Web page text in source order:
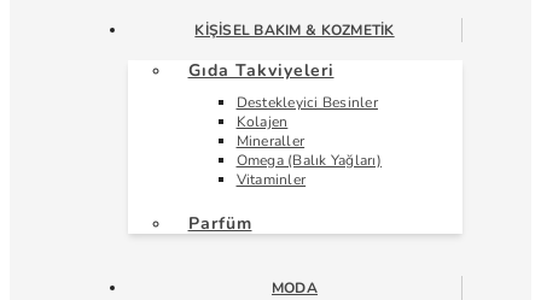
KIŞISEL BAKIM & KOZMETIK
Gıda Takviyeleri
Destekleyici Besinler
Kolajen
Mineraller
Omega (Balık Yağları)
Vitaminler
Parfüm
MODA